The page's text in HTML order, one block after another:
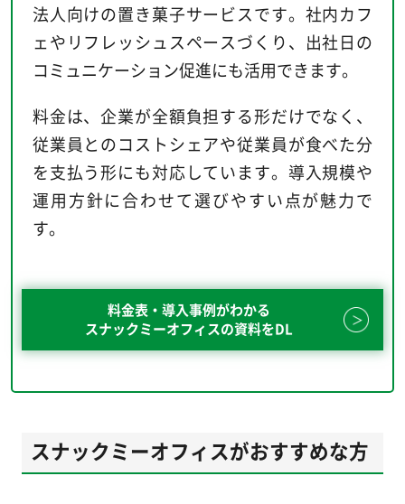
法人向けの置き菓子サービスです。社内カフ
ェやリフレッシュスペースづくり、出社日の
コミュニケーション促進にも活用できます。
料金は、企業が全額負担する形だけでなく、
従業員とのコストシェアや従業員が食べた分
を支払う形にも対応しています。導入規模や
運用方針に合わせて選びやすい点が魅力で
す。
料金表・導入事例がわかる
スナックミーオフィスの資料をDL
スナックミーオフィスがおすすめな方